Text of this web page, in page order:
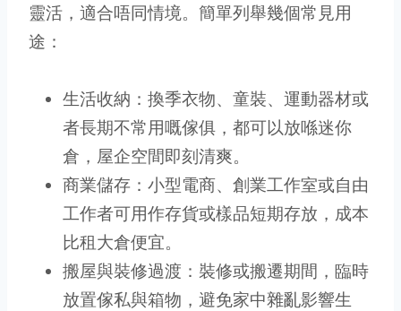
靈活，適合唔同情境。簡單列舉幾個常見用
途：
生活收納：換季衣物、童裝、運動器材或
者長期不常用嘅傢俱，都可以放喺迷你
倉，屋企空間即刻清爽。
商業儲存：小型電商、創業工作室或自由
工作者可用作存貨或樣品短期存放，成本
比租大倉便宜。
搬屋與裝修過渡：裝修或搬遷期間，臨時
放置傢私與箱物，避免家中雜亂影響生